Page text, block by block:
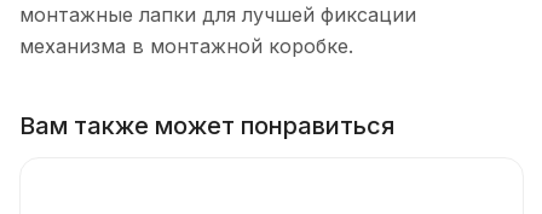
монтажные лапки для лучшей фиксации
механизма в монтажной коробке.
Вам также может понравиться